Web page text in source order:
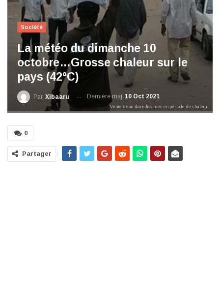
Société
La météo du dimanche 10
octobre…Grosse chaleur sur le
pays (42°C)
Par Xibaaru Dernière maj 10 Oct 2021
Vente d'eau dans les rues en période de chaleur
0
Partager